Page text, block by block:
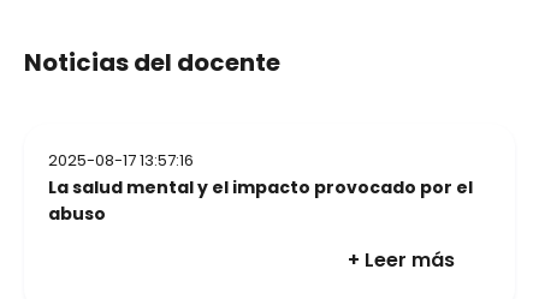
Noticias del docente
2025-08-17 13:57:16
La salud mental y el impacto provocado por el
abuso
+ Leer más